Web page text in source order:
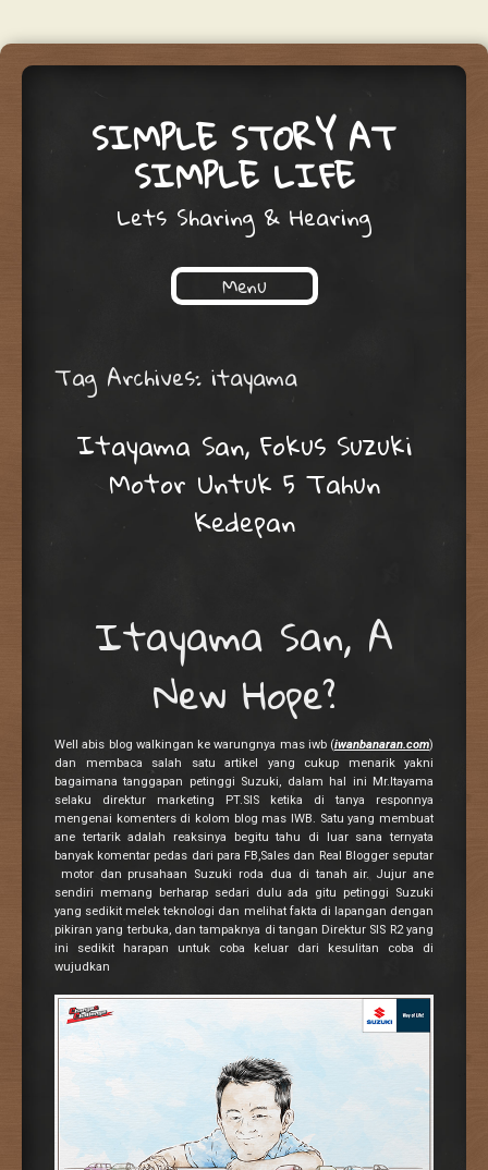
SIMPLE STORY AT
SIMPLE LIFE
Lets Sharing & Hearing
Menu
Tag Archives: itayama
Itayama San, Fokus Suzuki
Motor Untuk 5 Tahun
Kedepan
Itayama San, A
New Hope?
Well abis blog walkingan ke warungnya mas iwb (iwanbanaran.com)
dan membaca salah satu artikel yang cukup menarik yakni
bagaimana tanggapan petinggi Suzuki, dalam hal ini Mr.Itayama
selaku direktur marketing PT.SIS ketika di tanya responnya
mengenai komenters di kolom blog mas IWB. Satu yang membuat
ane tertarik adalah reaksinya begitu tahu di luar sana ternyata
banyak komentar pedas dari para FB,Sales dan Real Blogger seputar
motor dan prusahaan Suzuki roda dua di tanah air. Jujur ane
sendiri memang berharap sedari dulu ada gitu petinggi Suzuki
yang sedikit melek teknologi dan melihat fakta di lapangan dengan
pikiran yang terbuka, dan tampaknya di tangan Direktur SIS R2 yang
ini sedikit harapan untuk coba keluar dari kesulitan coba di
wujudkan